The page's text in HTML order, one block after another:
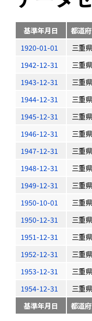
基準年月日 都道
1920-01-01
三重県
1942-12-31
三重県
1943-12-31
三重県
1944-12-31
三重県
1945-12-31
三重県
1946-12-31
三重県
1947-12-31
三重県
1948-12-31
三重県
1949-12-31
三重県
1950-10-01
三重県
1950-12-31
三重県
1951-12-31
三重県
1952-12-31
三重県
1953-12-31
三重県
1954-12-31
三重県
基準年月日
都道